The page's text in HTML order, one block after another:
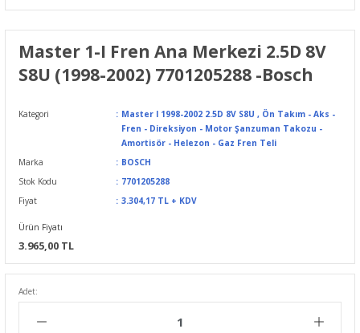
Master 1-I Fren Ana Merkezi 2.5D 8V
S8U (1998-2002) 7701205288 -Bosch
Kategori Master I 1998-2002 2.5D 8V S8U , Ön Takım - Aks -
Fren - Direksiyon - Motor Şanzuman Takozu -
Amortisör - Helezon - Gaz Fren Teli
Marka
BOSCH
Stok Kodu
7701205288
Fiyat
3.304,17 TL + KDV
Ürün Fiyatı
3.965,00 TL
Adet: